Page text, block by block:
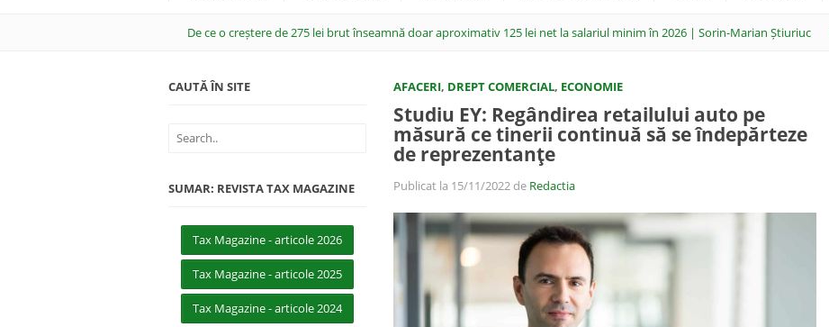
De ce o creștere de 275 lei brut înseamnă doar aproximativ 125 lei net la salariul minim în 2026 | Sorin-Marian Știuriuc
AFACERI, DREPT COMERCIAL, ECONOMIE
Studiu EY: Regândirea retailului auto pe
măsură ce tinerii continuă să se îndepărteze
de reprezentanţe
Publicat la 15/11/2022 de Redactia
CAUTĂ ÎN SITE
SUMAR: REVISTA TAX MAGAZINE
Tax Magazine - articole 2026
Tax Magazine - articole 2025
Tax Magazine - articole 2024